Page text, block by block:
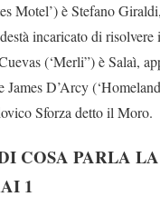
Motel’) è Stefano
incaricato di
(‘Merli”) è Salaì,
D’Arcy
Sforza detto il Moro.
COSA PARLA
1